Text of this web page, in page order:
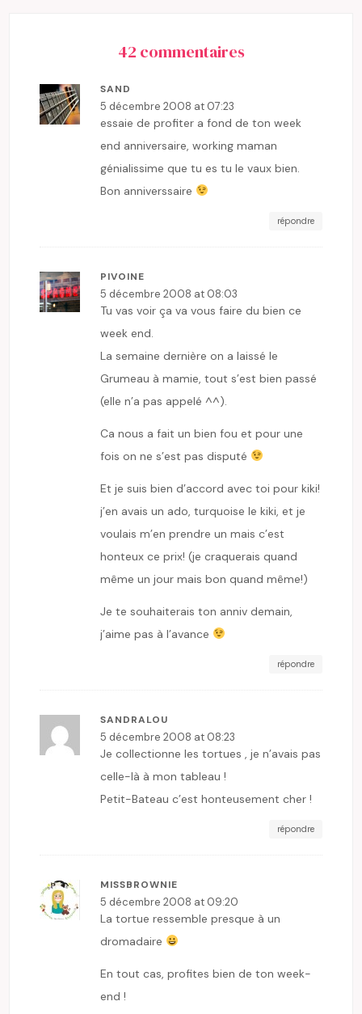
42 commentaires
SAND
5 décembre 2008 at 07:23
essaie de profiter a fond de ton week
end anniversaire, working maman
génialissime que tu es tu le vaux bien.
Bon anniverssaire
répondre
PIVOINE
5 décembre 2008 at 08:03
Tu vas voir ça va vous faire du bien ce
week end.
La semaine dernière on a laissé le
Grumeau à mamie, tout s’est bien passé
(elle n’a pas appelé ^^).
Ca nous a fait un bien fou et pour une
fois on ne s’est pas disputé
Et je suis bien d’accord avec toi pour kiki!
j’en avais un ado, turquoise le kiki, et je
voulais m’en prendre un mais c’est
honteux ce prix! (je craquerais quand
même un jour mais bon quand même!)
Je te souhaiterais ton anniv demain,
j’aime pas à l’avance
répondre
SANDRALOU
5 décembre 2008 at 08:23
Je collectionne les tortues , je n’avais pas
celle-là à mon tableau !
Petit-Bateau c’est honteusement cher !
répondre
MISSBROWNIE
5 décembre 2008 at 09:20
La tortue ressemble presque à un
dromadaire
En tout cas, profites bien de ton week-
end !